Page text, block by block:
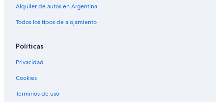
Alquiler de autos cerca de Parque Patricios
Alquiler de autos cerca de Caballito
Alquiler de autos cerca de Avenida 9 de Julio
Alquiler de autos cerca de Colegiales
Alquiler de autos en Argentina
Todos los tipos de alojamiento
Políticas
Privacidad
Cookies
Términos de uso